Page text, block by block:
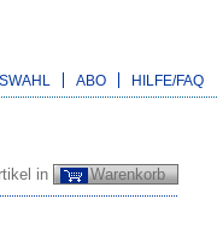
ABO HILFE/FAQ
in Warenkorb